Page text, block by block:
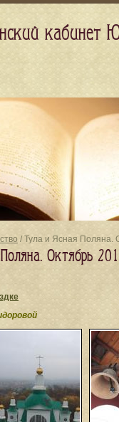
/ Тула и Ясная Поляна.
Октябрь